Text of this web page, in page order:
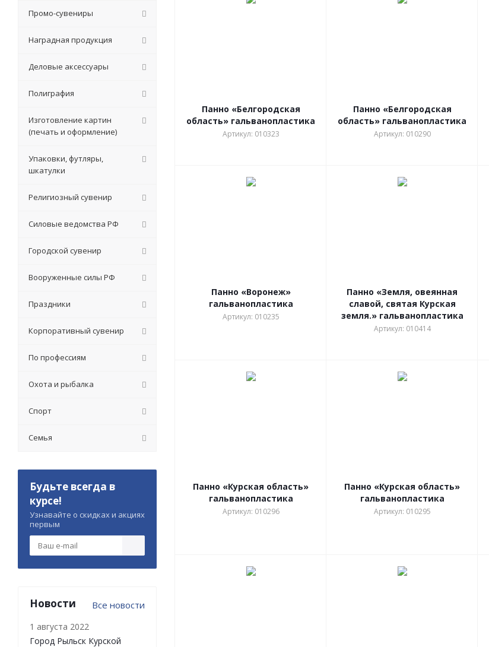
Панно «Белгородская
область» гальванопластика
Артикул: 010323
Панно «Белгородская
область» гальванопластика
Артикул: 010290
Панно «Воронеж»
гальванопластика
Артикул: 010235
Панно «Земля, овеянная
славой, святая Курская
земля.» гальванопластика
Артикул: 010414
Панно «Курская область»
гальванопластика
Артикул: 010296
Панно «Курская область»
гальванопластика
Артикул: 010295
Промо-сувениры
Наградная продукция
Деловые аксессуары
Полиграфия
Изготовление картин
(печать и оформление)
Упаковки, футляры,
шкатулки
Религиозный сувенир
Силовые ведомства РФ
Городской сувенир
Вооруженные силы РФ
Праздники
Корпоративный сувенир
По профессиям
Охота и рыбалка
Спорт
Семья
Будьте всегда в
курсе!
Узнавайте о скидках и акциях
первым
Новости Все новости
1 августа 2022
Город Рыльск Курской